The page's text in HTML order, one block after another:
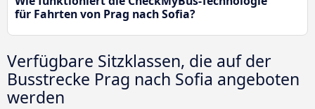
für Fahrten von Prag nach Sofia?
Verfügbare Sitzklassen, die auf der
Busstrecke Prag nach Sofia angeboten
werden